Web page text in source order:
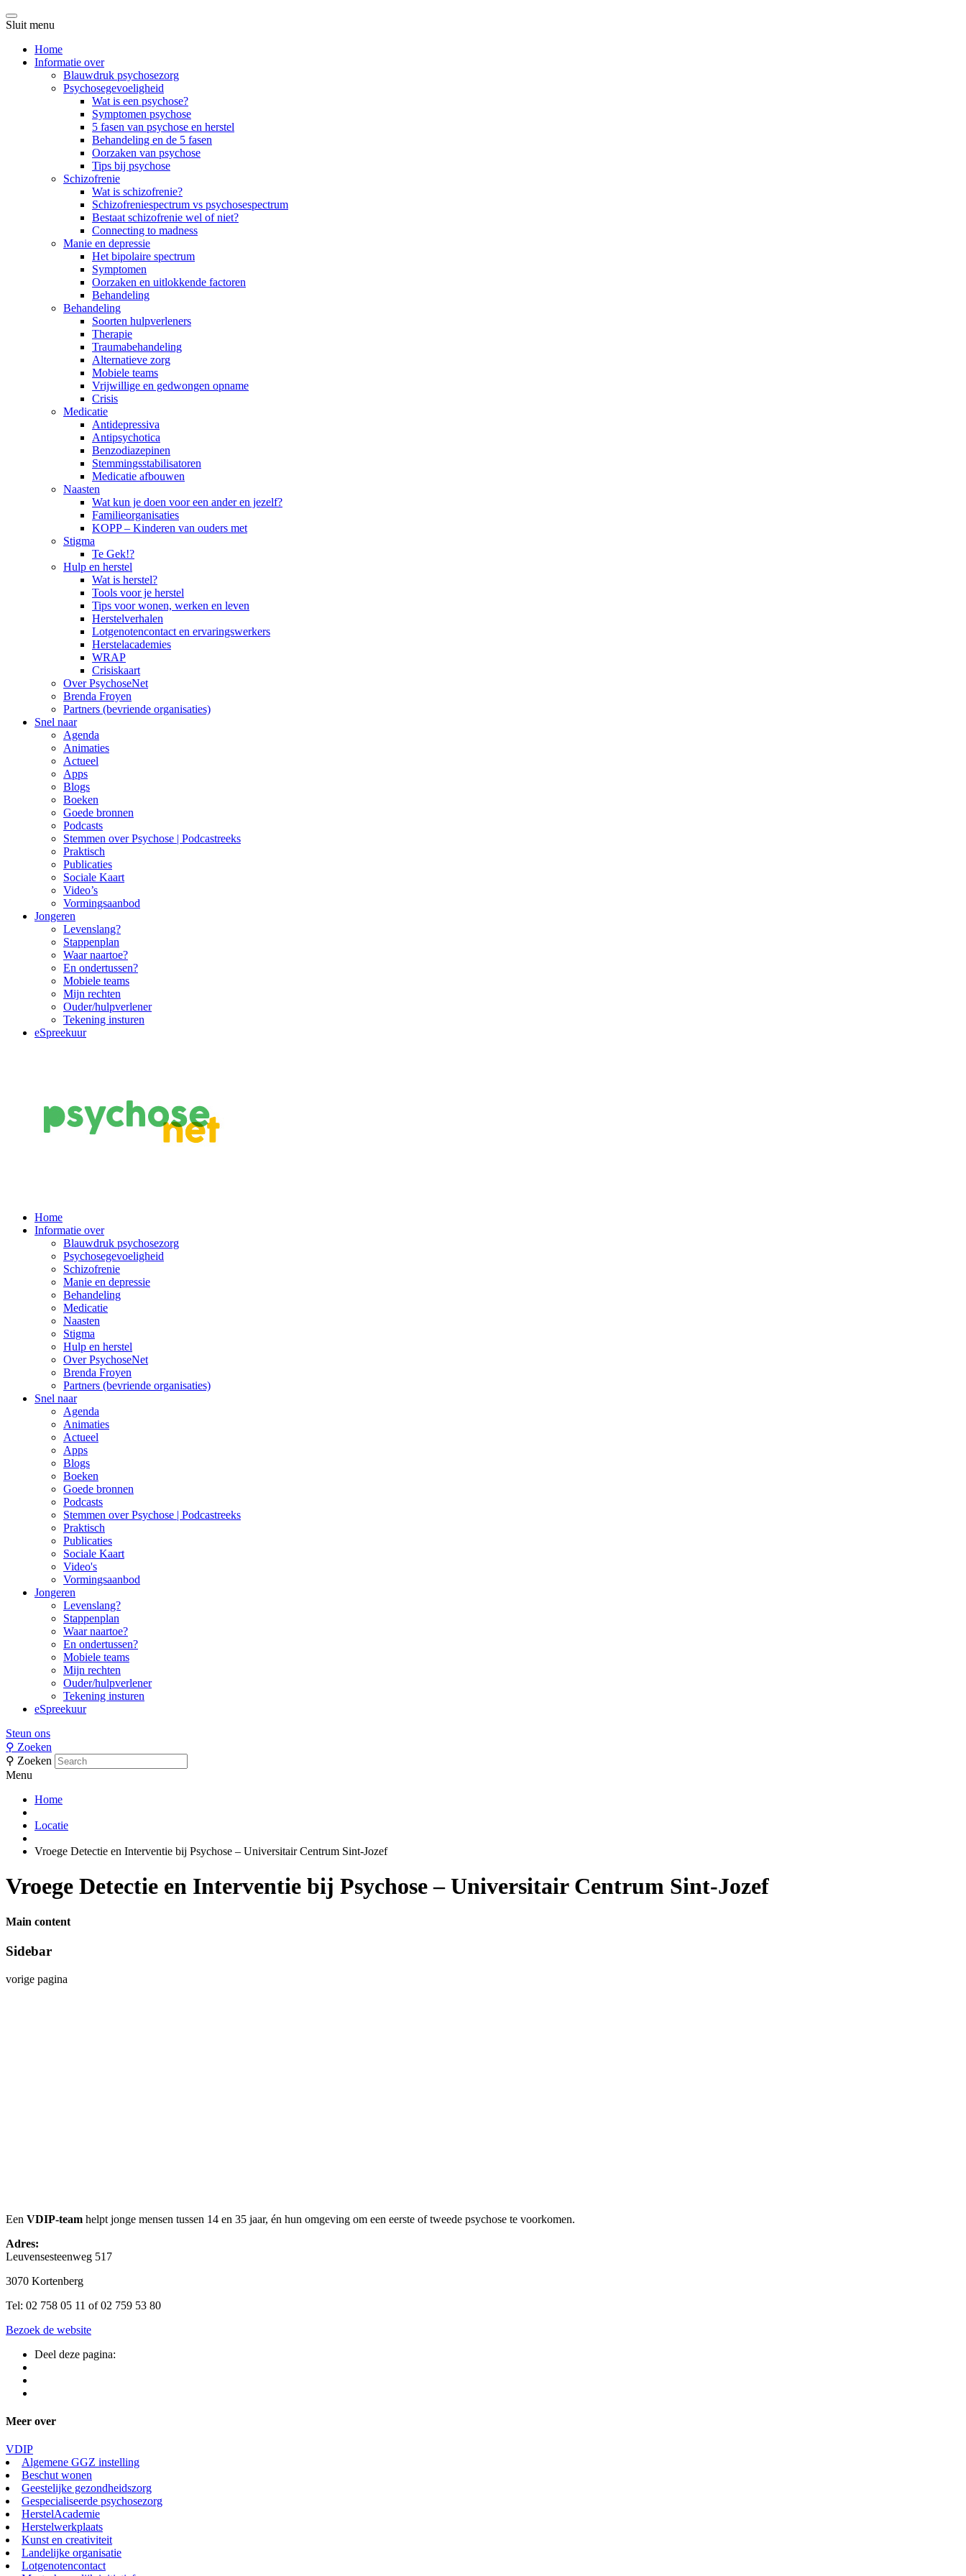
Sluit menu
Home
Informatie over
Blauwdruk psychosezorg
Psychosegevoeligheid
Wat is een psychose?
Symptomen psychose
5 fasen van psychose en herstel
Behandeling en de 5 fasen
Oorzaken van psychose
Tips bij psychose
Schizofrenie
Wat is schizofrenie?
Schizofreniespectrum vs psychosespectrum
Bestaat schizofrenie wel of niet?
Connecting to madness
Manie en depressie
Het bipolaire spectrum
Symptomen
Oorzaken en uitlokkende factoren
Behandeling
Behandeling
Soorten hulpverleners
Therapie
Traumabehandeling
Alternatieve zorg
Mobiele teams
Vrijwillige en gedwongen opname
Crisis
Medicatie
Antidepressiva
Antipsychotica
Benzodiazepinen
Stemmingsstabilisatoren
Medicatie afbouwen
Naasten
Wat kun je doen voor een ander en jezelf?
Familieorganisaties
KOPP – Kinderen van ouders met
Stigma
Te Gek!?
Hulp en herstel
Wat is herstel?
Tools voor je herstel
Tips voor wonen, werken en leven
Herstelverhalen
Lotgenotencontact en ervaringswerkers
Herstelacademies
WRAP
Crisiskaart
Over PsychoseNet
Brenda Froyen
Partners (bevriende organisaties)
Snel naar
Agenda
Animaties
Actueel
Apps
Blogs
Boeken
Goede bronnen
Podcasts
Stemmen over Psychose | Podcastreeks
Praktisch
Publicaties
Sociale Kaart
Video’s
Vormingsaanbod
Jongeren
Levenslang?
Stappenplan
Waar naartoe?
En ondertussen?
Mobiele teams
Mijn rechten
Ouder/hulpverlener
Tekening insturen
eSpreekuur
Main
Navigation
Home
Informatie over
Blauwdruk psychosezorg
Psychosegevoeligheid
Schizofrenie
Manie en depressie
Behandeling
Medicatie
Naasten
Stigma
Hulp en herstel
Over PsychoseNet
Brenda Froyen
Partners (bevriende organisaties)
Snel naar
Agenda
Animaties
Actueel
Apps
Blogs
Boeken
Goede bronnen
Podcasts
Stemmen over Psychose | Podcastreeks
Praktisch
Publicaties
Sociale Kaart
Video's
Vormingsaanbod
Jongeren
Levenslang?
Stappenplan
Waar naartoe?
En ondertussen?
Mobiele teams
Mijn rechten
Ouder/hulpverlener
Tekening insturen
eSpreekuur
Steun ons
⚲ Zoeken
⚲ Zoeken
Menu
Home
Locatie
Vroege Detectie en Interventie bij Psychose – Universitair Centrum Sint-Jozef
Vroege Detectie en Interventie bij Psychose – Universitair Centrum Sint-Jozef
Main content
Sidebar
vorige pagina
Een VDIP-team helpt jonge mensen tussen 14 en 35 jaar, én hun omgeving om een eerste of tweede psychose te voorkomen.
Adres:
Leuvensesteenweg 517
3070 Kortenberg
Tel: 02 758 05 11 of 02 759 53 80
Bezoek de website
Deel deze pagina:
Meer over
VDIP
Algemene GGZ instelling
Beschut wonen
Geestelijke gezondheidszorg
Gespecialiseerde psychosezorg
HerstelAcademie
Herstelwerkplaats
Kunst en creativiteit
Landelijke organisatie
Lotgenotencontact